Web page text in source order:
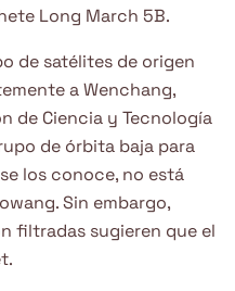
Long March 5B.
de satélites de origen
a Wenchang,
de Ciencia y Tecnología
de órbita baja para
los conoce, no está
Sin embargo,
filtradas sugieren que el